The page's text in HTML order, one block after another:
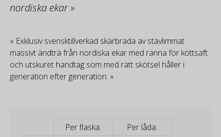
nordiska ekar »
« Exklusiv svensktillverkad skärbräda av stavlimmat
massivt ändträ från nordiska ekar med ränna för köttsaft
och utskuret handtag som med rätt skötsel håller i
generation efter generation. »
Per flaska: Per låda: